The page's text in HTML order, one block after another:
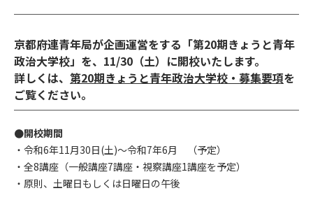
京都府連青年局が企画運営をする「第20期きょうと青年
政治大学校」を、11/30（土）に開校いたします。
詳しくは、 第20期きょうと青年政治大学校・募集要項を
ご覧ください。
●開校期間
・令和6年11月30日(土)～令和7年6月 （予定）
・全8講座（一般講座7講座・視察講座1講座を予定）
・原則、土曜日もしくは日曜日の午後